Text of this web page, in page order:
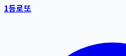
1등로또